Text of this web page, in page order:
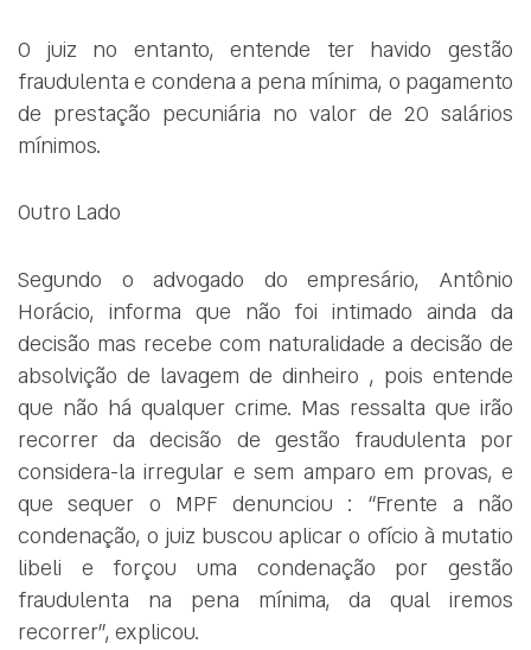
O juiz no entanto, entende ter havido gestão
fraudulenta e condena a pena mínima, o pagamento
de prestação pecuniária no valor de 20 salários
mínimos.
Outro Lado
Segundo o advogado do empresário, Antônio
Horácio, informa que não foi intimado ainda da
decisão mas recebe com naturalidade a decisão de
absolvição de lavagem de dinheiro , pois entende
que não há qualquer crime. Mas ressalta que irão
recorrer da decisão de gestão fraudulenta por
considera-la irregular e sem amparo em provas, e
que sequer o MPF denunciou : “Frente a não
condenação, o juiz buscou aplicar o ofício à mutatio
libeli e forçou uma condenação por gestão
fraudulenta na pena mínima, da qual iremos
recorrer”, explicou.